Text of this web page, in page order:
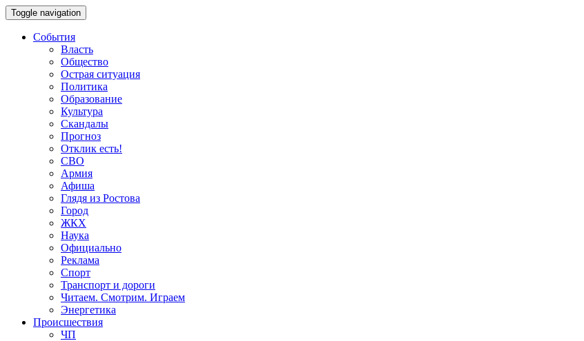
Toggle navigation
События
Власть
Общество
Острая ситуация
Политика
Образование
Культура
Скандалы
Прогноз
Отклик есть!
СВО
Армия
Афиша
Глядя из Ростова
Город
ЖКХ
Наука
Официально
Реклама
Спорт
Транспорт и дороги
Читаем. Смотрим. Играем
Энергетика
Происшествия
ЧП